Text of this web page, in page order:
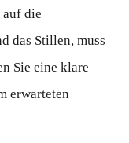
die
das Stillen, muss
Sie eine klare
erwarteten